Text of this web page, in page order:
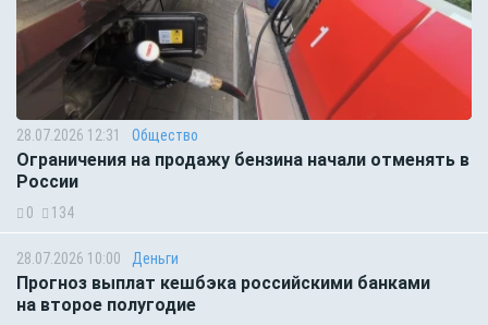
28.07.2026 12:31 Общество
Ограничения на продажу бензина начали отменять в
России
0 134
28.07.2026 10:00 Деньги
Прогноз выплат кешбэка российскими банками
на второе полугодие